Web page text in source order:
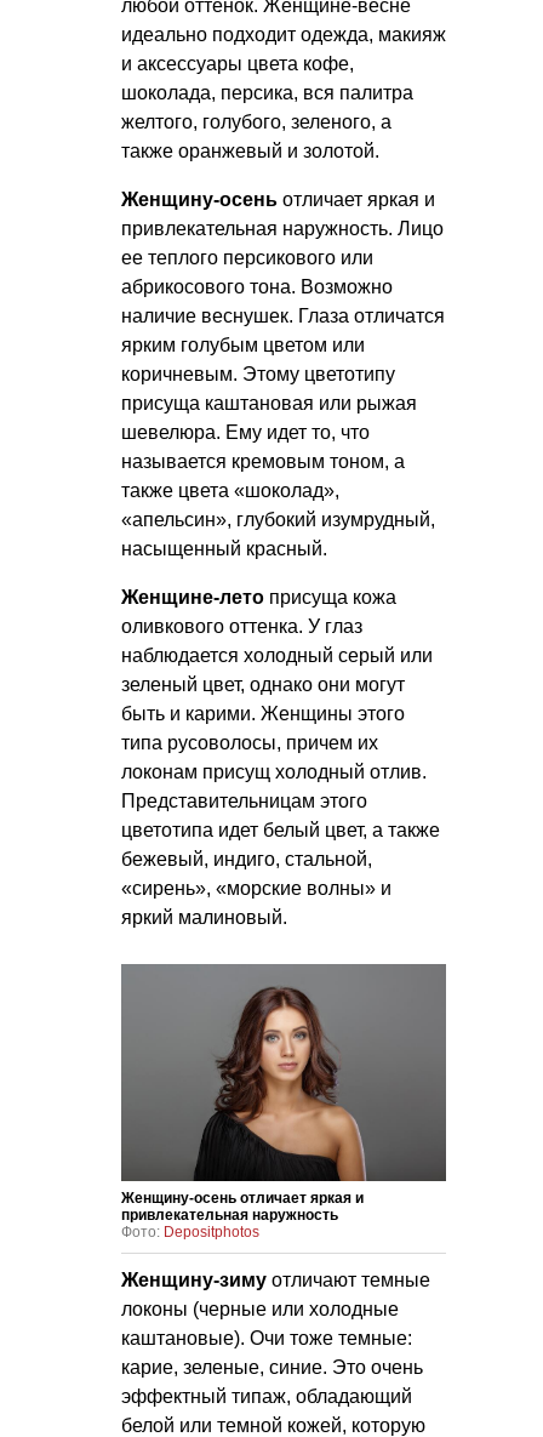
любой оттенок. Женщине-весне
идеально подходит одежда, макияж
и аксессуары цвета кофе,
шоколада, персика, вся палитра
желтого, голубого, зеленого, а
также оранжевый и золотой.
Женщину-осень отличает яркая и
привлекательная наружность. Лицо
ее теплого персикового или
абрикосового тона. Возможно
наличие веснушек. Глаза отличатся
ярким голубым цветом или
коричневым. Этому цветотипу
присуща каштановая или рыжая
шевелюра. Ему идет то, что
называется кремовым тоном, а
также цвета «шоколад»,
«апельсин», глубокий изумрудный,
насыщенный красный.
Женщине-лето присуща кожа
оливкового оттенка. У глаз
наблюдается холодный серый или
зеленый цвет, однако они могут
быть и карими. Женщины этого
типа русоволосы, причем их
локонам присущ холодный отлив.
Представительницам этого
цветотипа идет белый цвет, а также
бежевый, индиго, стальной,
«сирень», «морские волны» и
яркий малиновый.
Женщину-осень отличает яркая и
привлекательная наружность
Фото: Depositphotos
Женщину-зиму отличают темные
локоны (черные или холодные
каштановые). Очи тоже темные:
карие, зеленые, синие. Это очень
эффектный типаж, обладающий
белой или темной кожей, которую